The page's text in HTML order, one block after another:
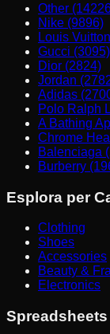
Other
Nike (9896)
Louis
Gucci (3095)
Dior (2824)
Jordan
Adidas
Polo Ralph
A Bathing
Chrome
Balenciaga
Burberry
Esplora per
Clothing
Shoes
Accessories
Beauty &
Electronics